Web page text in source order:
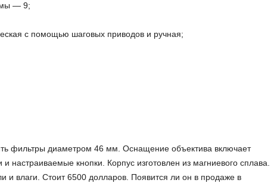
— 9;
с помощью шаговых приводов и ручная;
фильтры диаметром 46 мм. Оснащение объектива включает
и настраиваемые кнопки. Корпус изготовлен из магниевого сплава.
и влаги. Стоит 6500 долларов. Появится ли он в продаже в